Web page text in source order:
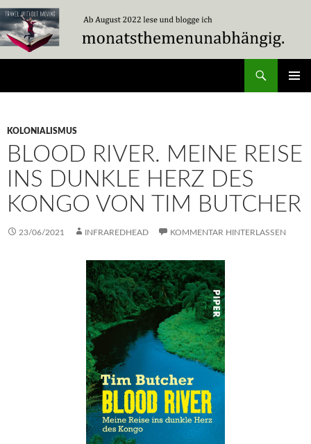
Zum
Inhalt
springen
KOLONIALISMUS
BLOOD RIVER. MEINE REISE
INS DUNKLE HERZ DES
KONGO VON TIM BUTCHER
23/06/2021 INFRAREDHEAD KOMMENTAR HINTERLASSEN